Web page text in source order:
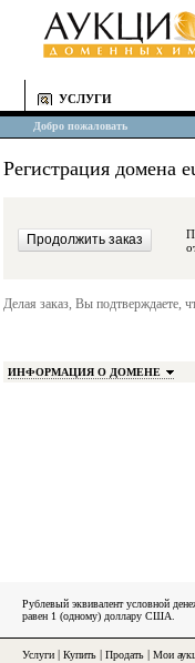
УСЛУГИ
Добро пожаловать
Регистрация домена
Делая заказ, Вы подтверждаете,
ИНФОРМАЦИЯ О ДОМЕНЕ
Рублевый эквивалент условной
равен 1 (одному) доллару США.
Услуги Купить Продать Мои